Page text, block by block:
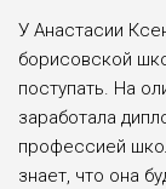
У Анастасии
борисовской
поступать. На
заработала
профессией
знает, что она